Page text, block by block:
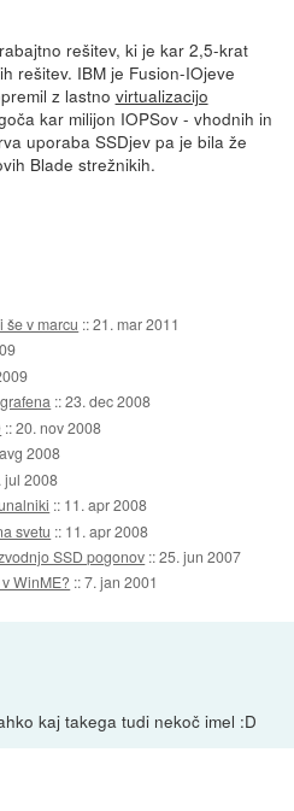
rešitev, ki je kar 2,5-krat
rešitev. IBM je Fusion-IOjeve
z lastno virtualizacijo
kar milijon IOPSov - vhodnih in
uporaba SSDjev pa je bila že
Blade strežnikih.
še v marcu ::21. mar 2011
::23. dec 2008
::20. nov 2008
2008
jul 2008
:: 11. apr 2008
svetu :: 11. apr 2008
SSD pogonov ::25. jun 2007
WinME? ::7. jan 2001
kaj takega tudi nekoč imel :D